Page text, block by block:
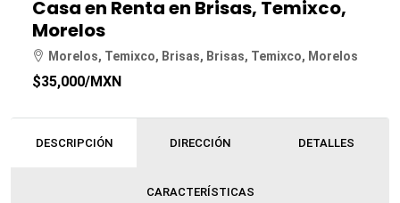
Casa en Renta en Brisas, Temixco,
Morelos
Morelos, Temixco, Brisas, Brisas, Temixco, Morelos
$35,000/MXN
DESCRIPCIÓN DIRECCIÓN DETALLES
CARACTERÍSTICAS